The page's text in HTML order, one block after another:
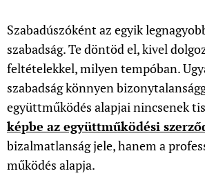
Szabadúszóként az egyik
szabadság. Te döntöd el, kivel
feltételekkel, milyen tempóban.
szabadság könnyen
együttműködés alapjai nincsenek
képbe az együttműködési
bizalmatlanság jele, hanem a
működés alapja.